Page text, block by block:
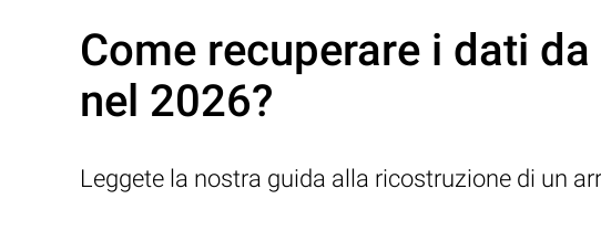
Come recuperare i dati
nel 2026?
Leggete la nostra guida alla ricostruzione di un